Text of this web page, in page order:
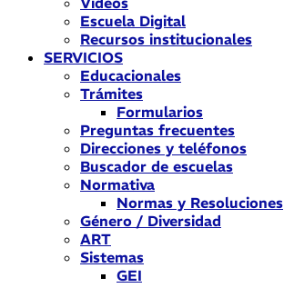
Escuela Digital
Recursos institucionales
SERVICIOS
Educacionales
Trámites
Formularios
Preguntas frecuentes
Direcciones y teléfonos
Buscador de escuelas
Normativa
Normas y Resoluciones
Género / Diversidad
ART
Sistemas
GEI